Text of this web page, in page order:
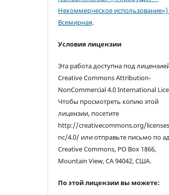
Некоммерческое использование»)
Всемирная.
Условия лицензии
Эта работа доступна под
Creative Commons Attribution-
NonCommercial 4.0 International
Чтобы просмотреть копию этой
лицензии, посетите
http://creativecommons.org/
nc/4.0/ или отправьте письмо по
Creative Commons, PO Box 1866,
Mountain View, CA 94042, США.
По этой лицензии вы можете: